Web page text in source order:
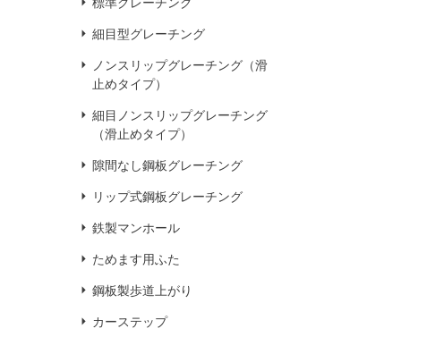
細目型グレーチング
ノンスリップグレーチング（滑
止めタイプ）
細目ノンスリップグレーチング
（滑止めタイプ）
隙間なし鋼板グレーチング
リップ式鋼板グレーチング
鉄製マンホール
ためます用ふた
鋼板製歩道上がり
カーステップ